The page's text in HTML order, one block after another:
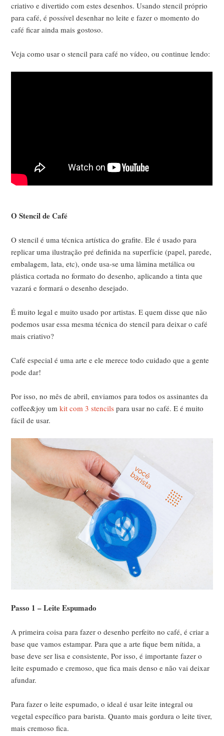
criativo e divertido com estes desenhos. Usando stencil próprio
para café, é possível desenhar no leite e fazer o momento do
café ficar ainda mais gostoso.
Veja como usar o stencil para café no vídeo, ou continue lendo:
O Stencil de Café
O stencil é uma técnica artística do grafite. Ele é usado para
replicar uma ilustração pré definida na superfície (papel, parede,
embalagem, lata, etc), onde usa-se uma lâmina metálica ou
plástica cortada no formato do desenho, aplicando a tinta que
vazará e formará o desenho desejado.
É muito legal e muito usado por artistas. E quem disse que não
podemos usar essa mesma técnica do stencil para deixar o café
mais criativo?
Café especial é uma arte e ele merece todo cuidado que a gente
pode dar!
Por isso, no mês de abril, enviamos para todos os assinantes da
coffee&joy umkit com 3 stencils para usar no café. E é muito
fácil de usar.
Passo 1 – Leite Espumado
A primeira coisa para fazer o desenho perfeito no café, é criar a
base que vamos estampar. Para que a arte fique bem nítida, a
base deve ser lisa e consistente, Por isso, é importante fazer o
leite espumado e cremoso, que fica mais denso e não vai deixar
afundar.
Para fazer o leite espumado, o ideal é usar leite integral ou
vegetal específico para barista. Quanto mais gordura o leite tiver,
mais cremoso fica.